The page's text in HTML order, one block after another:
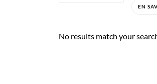
No results match your